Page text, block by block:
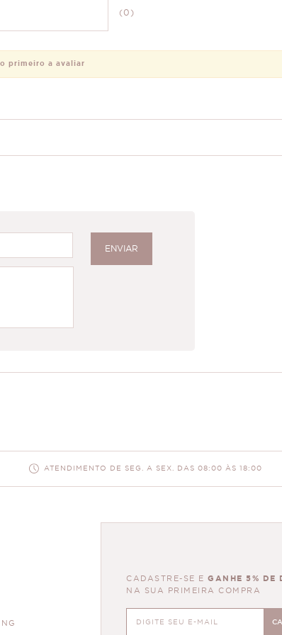
(0)
o primeiro a avaliar
ENVIAR
ATENDIMENTO DE SEG. A SEX. DAS 08:00 ÀS 18:00
CADASTRE-SE E GANHE 5% DE
NA SUA PRIMEIRA COMPRA